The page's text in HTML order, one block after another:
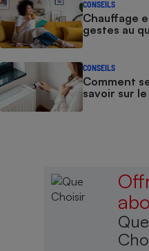
CONSEILS
Chauffage
gestes au
CONSEILS
Comment
savoir sur